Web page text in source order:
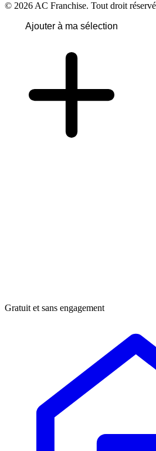
© 2026 AC Franchise. Tout droit
Ajouter à ma sélection
Gratuit et sans engagement